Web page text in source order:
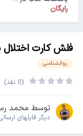
رایگان
فلش کارت اختلال
روانشناسی
(0 نقد)
توسط محمد
دیگر فایل‎های ارسالی این کاربر